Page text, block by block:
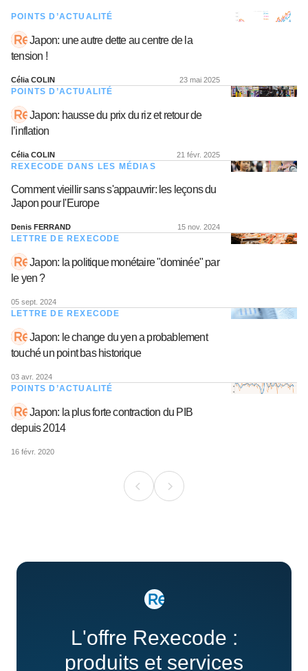
POINTS D’ACTUALITÉ
Japon: une autre dette au centre de la
tension !
Célia COLIN 23 mai 2025
POINTS D’ACTUALITÉ
Japon: hausse du prix du riz et retour de
l’inflation
Célia COLIN 21 févr. 2025
REXECODE DANS LES MÉDIAS
Comment vieillir sans s'appauvrir: les leçons du
Japon pour l'Europe
Denis FERRAND 15 nov. 2024
LETTRE DE REXECODE
Japon: la politique monétaire "dominée" par
le yen ?
05 sept. 2024
LETTRE DE REXECODE
Japon: le change du yen a probablement
touché un point bas historique
03 avr. 2024
POINTS D’ACTUALITÉ
Japon: la plus forte contraction du PIB
depuis 2014
16 févr. 2020
L'offre Rexecode :
produits et services